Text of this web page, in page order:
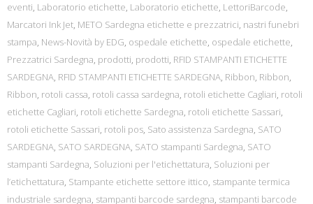
eventi, Laboratorio etichette, Laboratorio etichette, LettoriBarcode,
Marcatori Ink Jet, METO Sardegna etichette e prezzatrici, nastri funebri
stampa, News-Novità by EDG, ospedale etichette, ospedale etichette,
Prezzatrici Sardegna, prodotti, prodotti, RFID STAMPANTI ETICHETTE
SARDEGNA, RFID STAMPANTI ETICHETTE SARDEGNA, Ribbon, Ribbon,
Ribbon, rotoli cassa, rotoli cassa sardegna, rotoli etichette Cagliari, rotoli
etichette Cagliari, rotoli etichette Sardegna, rotoli etichette Sassari,
rotoli etichette Sassari, rotoli pos, Sato assistenza Sardegna, SATO
SARDEGNA, SATO SARDEGNA, SATO stampanti Sardegna, SATO
stampanti Sardegna, Soluzioni per l'etichettatura, Soluzioni per
l’etichettatura, Stampante etichette settore ittico, stampante termica
industriale sardegna, stampanti barcode sardegna, stampanti barcode